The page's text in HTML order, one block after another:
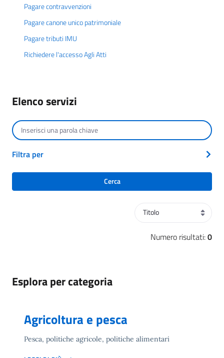
Pagare contravvenzioni
Pagare canone unico patrimoniale
Pagare tributi IMU
Richiedere l'accesso Agli Atti
Elenco servizi
Ordinamento
Numero risultati:0
Cerca per testo
Filtra per
Cerca
Esplora per categoria
Agricoltura e pesca
Pesca, politiche agricole, politiche alimentari